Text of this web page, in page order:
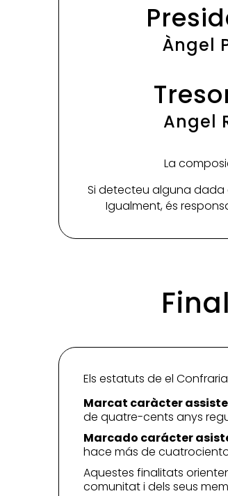
Àngel
Angel
La
Si detecteu alguna
Igualment, és
Els estatuts de el
Marcat caràcter
de quatre-cents anys
Marcado carácter
hace más de
Aquestes finalitats
comunitat i dels seus